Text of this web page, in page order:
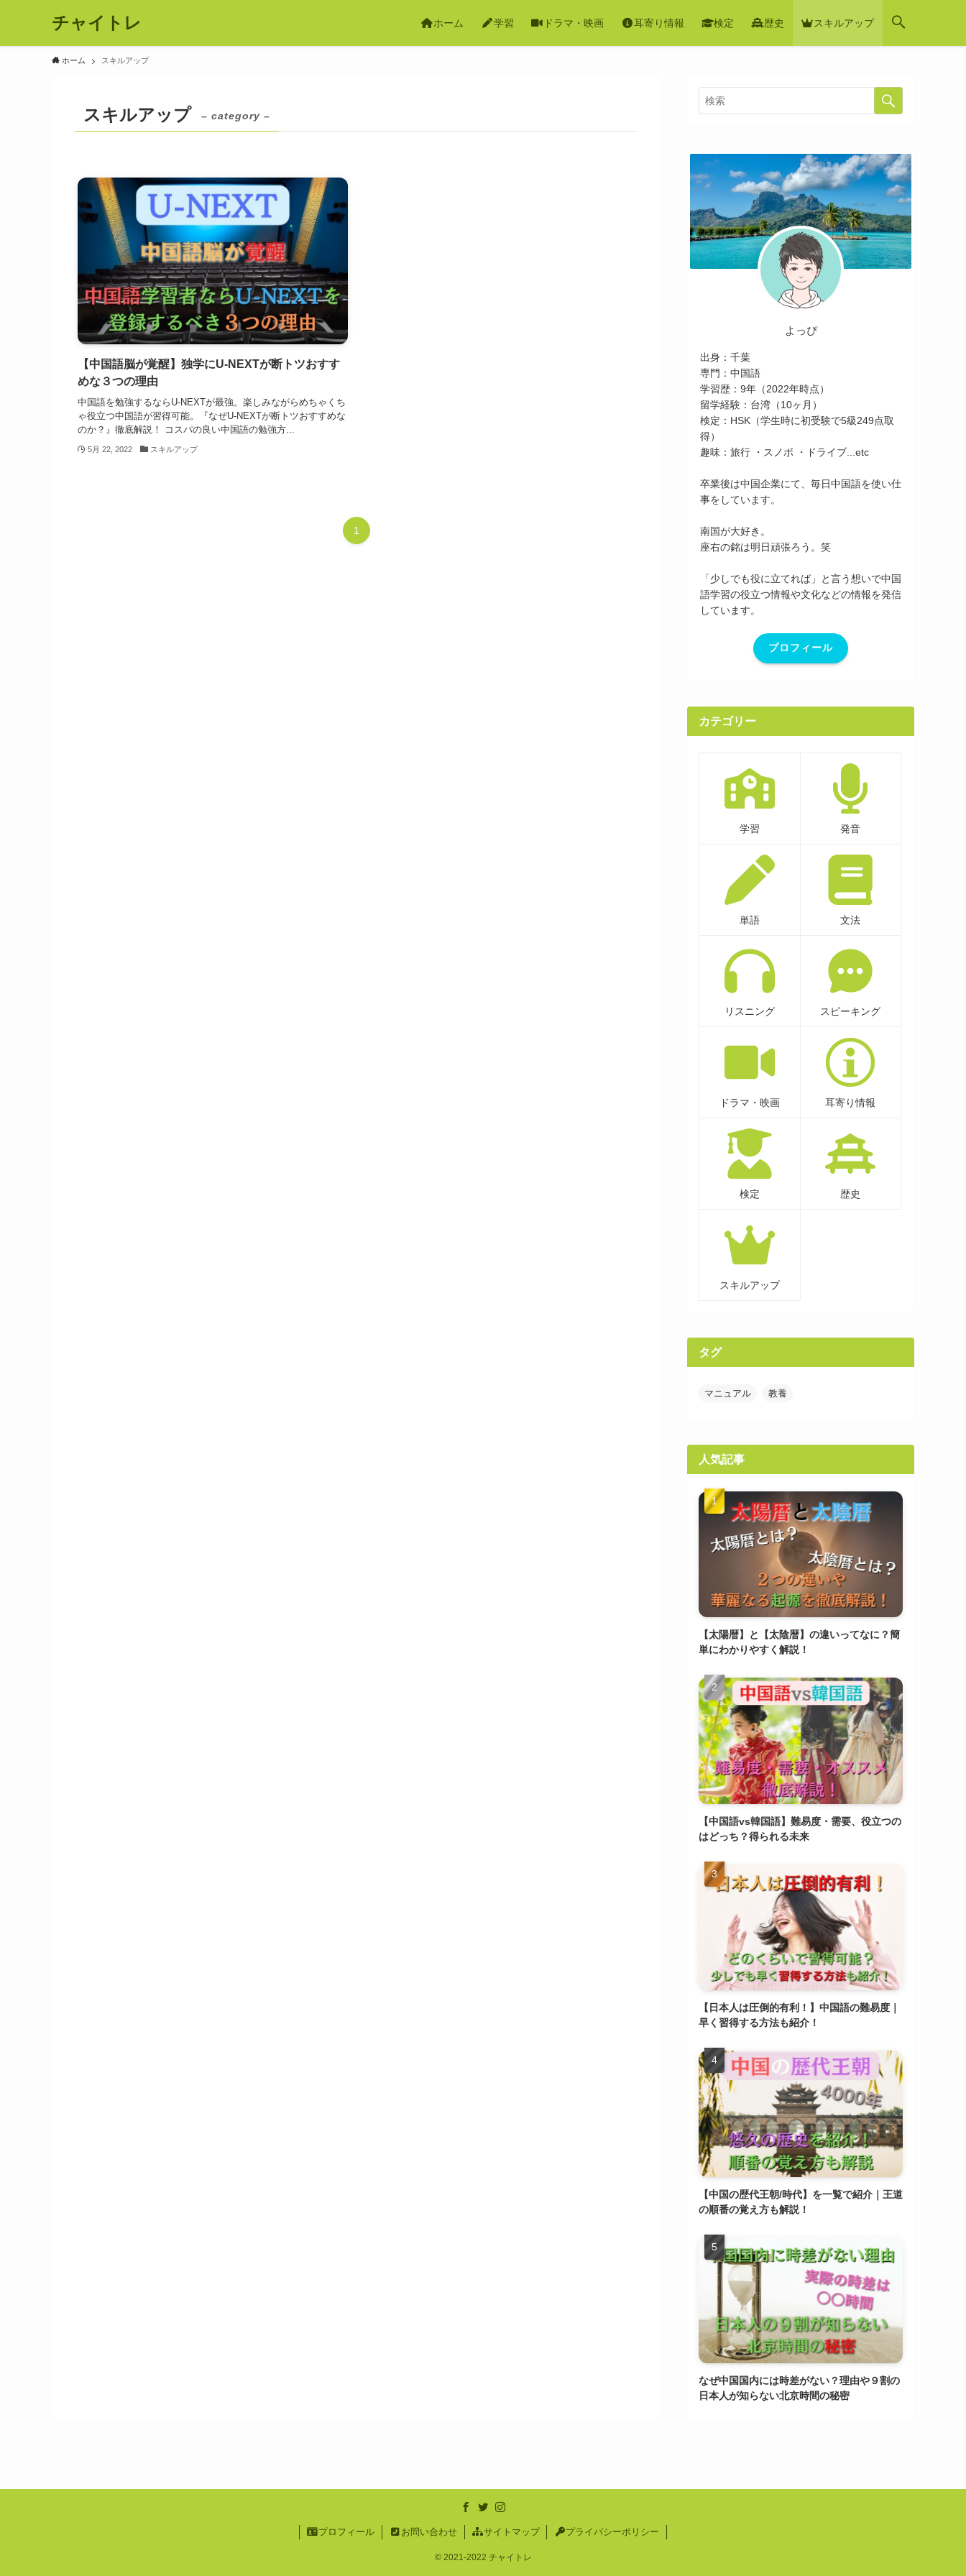
チャイトレ ホーム 学習 ドラマ・映画 耳寄り情報 検定 歴史 スキルアップ
ホーム スキルアップ
スキルアップ – category –
【中国語脳が覚醒】独学にU-NEXTが断トツおすす
めな３つの理由
中国語を勉強するならU-NEXTが最強。楽しみながらめちゃくち
ゃ役立つ中国語が習得可能。『なぜU-NEXTが断トツおすすめな
のか？』徹底解説！ コスパの良い中国語の勉強方...
5月 22, 2022 スキルアップ
1
よっぴ
出身：千葉
専門：中国語
学習歴：9年（2022年時点）
留学経験：台湾（10ヶ月）
検定：HSK（学生時に初受験で5級249点取
得）
趣味：旅行 ・スノボ ・ドライブ...etc
卒業後は中国企業にて、毎日中国語を使い仕
事をしています。
南国が大好き。
座右の銘は明日頑張ろう。笑
「少しでも役に立てれば」と言う想いで中国
語学習の役立つ情報や文化などの情報を発信
しています。
プロフィール
カテゴリー
学習 発音
単語 文法
リスニング スピーキング
ドラマ・映画 耳寄り情報
検定 歴史
スキルアップ
タグ
マニュアル 教養
人気記事
【太陽暦】と【太陰暦】の違いってなに？簡
単にわかりやすく解説！
【中国語vs韓国語】難易度・需要、役立つの
はどっち？得られる未来
【日本人は圧倒的有利！】中国語の難易度｜
早く習得する方法も紹介！
【中国の歴代王朝/時代】を一覧で紹介｜王道
の順番の覚え方も解説！
なぜ中国国内には時差がない？理由や９割の
日本人が知らない北京時間の秘密
プロフィール お問い合わせ サイトマップ プライバシーポリシー
©2021-2022 チャイトレ